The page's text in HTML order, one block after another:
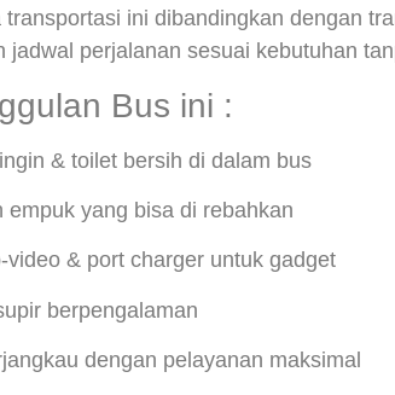
transportasi ini dibandingkan dengan
jadwal perjalanan sesuai kebutuhan
Bus ini :
& toilet bersih di dalam bus
empuk yang bisa di rebahkan
video & port charger untuk gadget
berpengalaman
dengan pelayanan maksimal